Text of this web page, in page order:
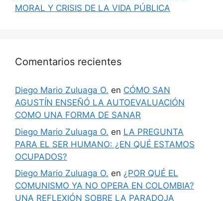
MORAL Y CRISIS DE LA VIDA PÚBLICA
Comentarios recientes
Diego Mario Zuluaga O. en CÓMO SAN
AGUSTÍN ENSEÑÓ LA AUTOEVALUACIÓN
COMO UNA FORMA DE SANAR
Diego Mario Zuluaga O. en LA PREGUNTA
PARA EL SER HUMANO: ¿EN QUÉ ESTAMOS
OCUPADOS?
Diego Mario Zuluaga O. en ¿POR QUÉ EL
COMUNISMO YA NO OPERA EN COLOMBIA?
UNA REFLEXIÓN SOBRE LA PARADOJA